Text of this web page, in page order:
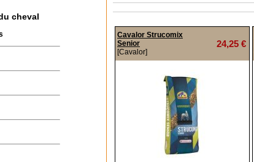
cheval
Cavalor Strucomix
Senior
[Cavalor]
24,25 €